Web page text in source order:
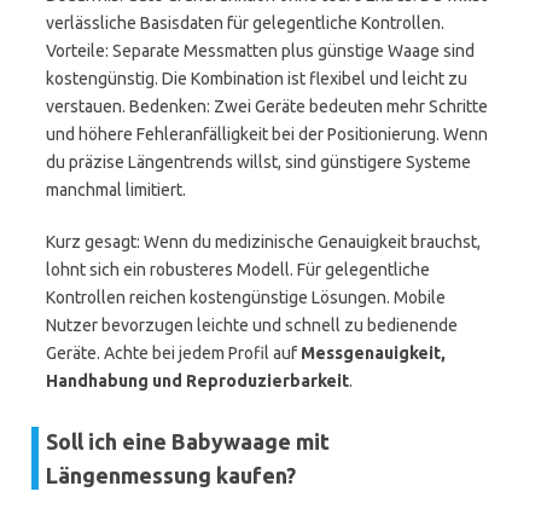
verlässliche Basisdaten für gelegentliche Kontrollen.
Vorteile: Separate Messmatten plus günstige Waage sind
kostengünstig. Die Kombination ist flexibel und leicht zu
verstauen. Bedenken: Zwei Geräte bedeuten mehr Schritte
und höhere Fehleranfälligkeit bei der Positionierung. Wenn
du präzise Längentrends willst, sind günstigere Systeme
manchmal limitiert.
Kurz gesagt: Wenn du medizinische Genauigkeit brauchst,
lohnt sich ein robusteres Modell. Für gelegentliche
Kontrollen reichen kostengünstige Lösungen. Mobile
Nutzer bevorzugen leichte und schnell zu bedienende
Geräte. Achte bei jedem Profil auf Messgenauigkeit,
Handhabung und Reproduzierbarkeit.
Soll ich eine Babywaage mit
Längenmessung kaufen?